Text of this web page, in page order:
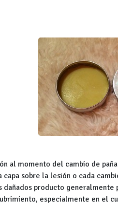
al momento del cambio de
capa sobre la lesión o cada
producto
especialmente en el